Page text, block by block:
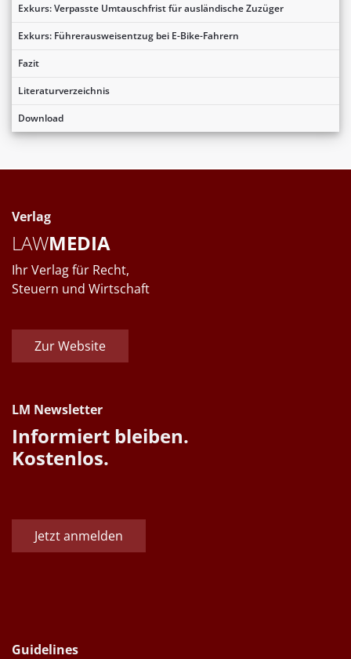
Exkurs: Verpasste Umtauschfrist für ausländische Zuzüger
Exkurs: Führerausweisentzug bei E-Bike-Fahrern
Fazit
Literaturverzeichnis
Download
Verlag
LAWMEDIA
Ihr Verlag für Recht,
Steuern und Wirtschaft
Zur Website
LM Newsletter
Informiert bleiben.
Kostenlos.
Jetzt anmelden
Guidelines